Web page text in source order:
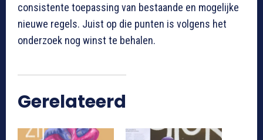
consistente toepassing van bestaande en mogelijke
nieuwe regels. Juist op die punten is volgens het
onderzoek nog winst te behalen.
Gerelateerd